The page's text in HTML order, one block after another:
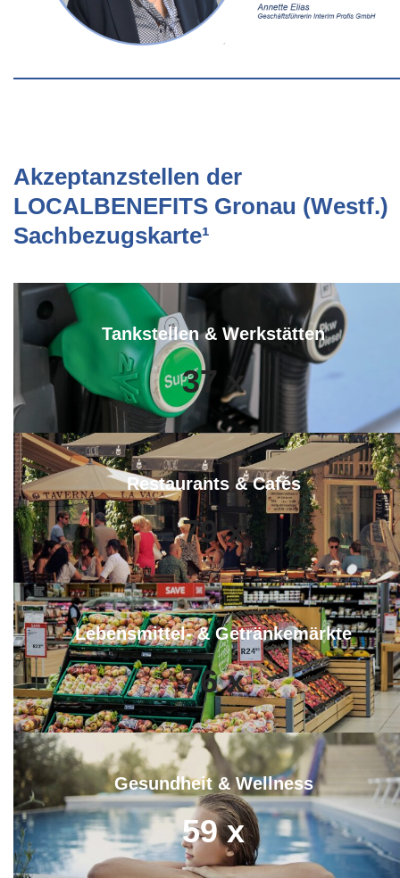
Akzeptanzstellen der
LOCALBENEFITS Gronau (Westf.)
Sachbezugskarte¹
Tankstellen & Werkstätten
37 x
Restaurants & Cafés
79 x
Lebensmittel- & Getränkemärkte
76 x
Gesundheit & Wellness
59 x